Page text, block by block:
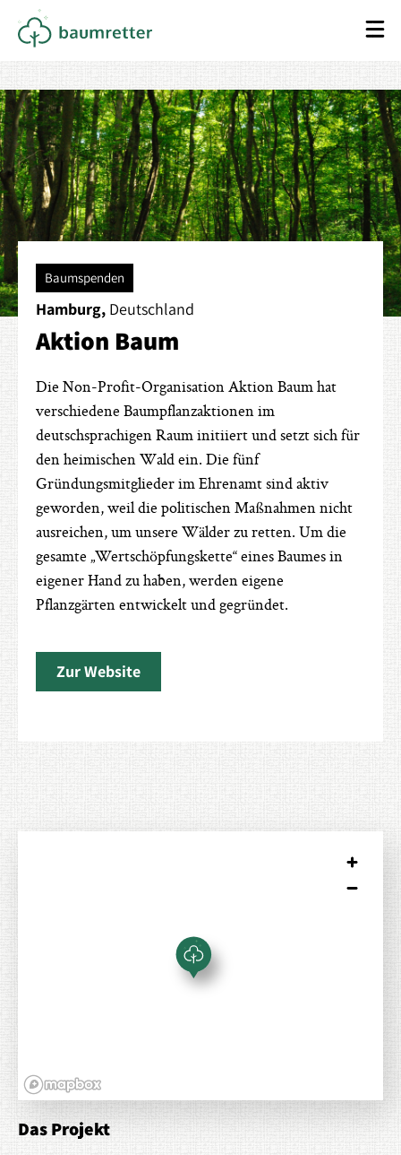
Baumspenden
Hamburg, Deutschland
Aktion Baum
Die Non-Profit-Organisation Aktion Baum hat
verschiedene Baumpflanzaktionen im
deutschsprachigen Raum initiiert und setzt sich für
den heimischen Wald ein. Die fünf
Gründungsmitglieder im Ehrenamt sind aktiv
geworden, weil die politischen Maßnahmen nicht
ausreichen, um unsere Wälder zu retten. Um die
gesamte „Wertschöpfungskette“ eines Baumes in
eigener Hand zu haben, werden eigene
Pflanzgärten entwickelt und gegründet.
Zur Website
Das Projekt